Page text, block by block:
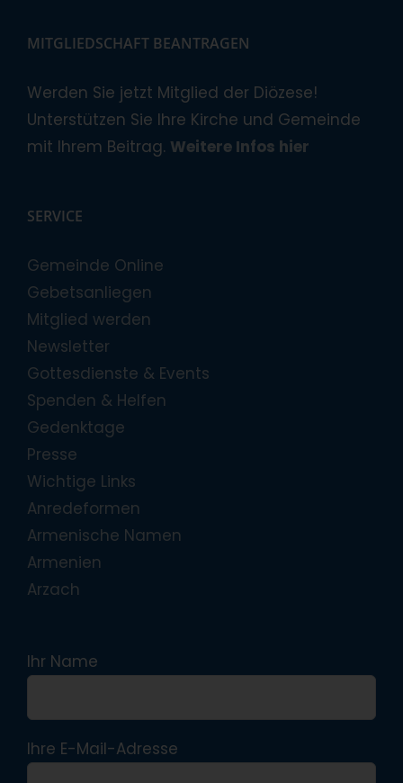
MITGLIEDSCHAFT BEANTRAGEN
Werden Sie jetzt Mitglied der Diözese!
Unterstützen Sie Ihre Kirche und Gemeinde
mit Ihrem Beitrag. Weitere Infos hier
SERVICE
Gemeinde Online
Gebetsanliegen
Mitglied werden
Newsletter
Gottesdienste & Events
Spenden & Helfen
Gedenktage
Presse
Wichtige Links
Anredeformen
Armenische Namen
Armenien
Arzach
Ihr Name
Ihre E-Mail-Adresse